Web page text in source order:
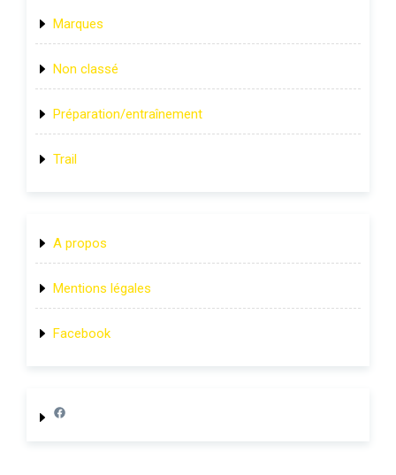
Marques
Non classé
Préparation/entraînement
Trail
A propos
Mentions légales
Facebook
Lien page Facebook